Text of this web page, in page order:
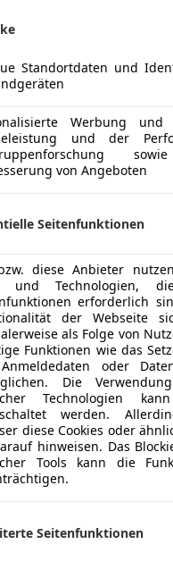
€ 7
11/
GmbH & Co KG
| LED | Assistenz |
€ 20
Standortdaten und
Werbung
und der
von Angeboten
Seitenfunktionen
diese Anbieter
und Technologien,
erforderlich
der Webseite
als Folge von
Funktionen wie das
oder
Die
Technologien
werden.
diese Cookies oder
hinweisen. Das
Tools kann die
Seitenfunktionen